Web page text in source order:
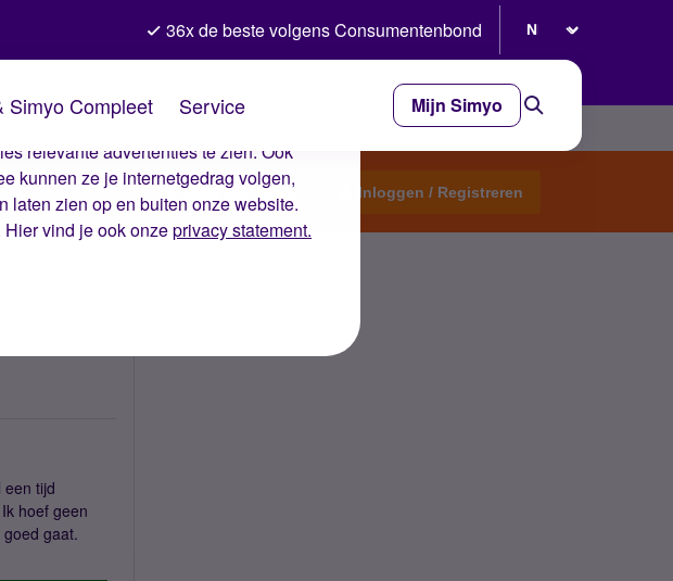
zorgen wij ervoor dat je ervaring op de
relevante advertenties te zien. Ook
kunnen ze je internetgedrag volgen,
laten zien op en buiten onze website.
vind je ook onzeprivacy statement.
36x de beste volgens Consumentenbond
Simyo Compleet Service Mijn Simyo
Start een topic Inloggen / Registreren
tijd
hoef geen
gaat.